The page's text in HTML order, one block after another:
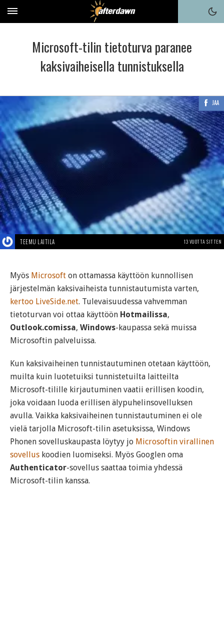
Microsoft-tilin tietoturva paranee
kaksivaiheisella tunnistuksella
JAA
TEEMU LAITILA 13 VUOTTA SITTEN
Myös Microsoft on ottamassa käyttöön kunnollisen
järjestelmän kaksivaiheista tunnistautumista varten,
kertoo LiveSide.net. Tulevaisuudessa vahvemman
tietoturvan voi ottaa käyttöön Hotmailissa,
Outlook.comissa, Windows-kaupassa sekä muissa
Microsoftin palveluissa.
Kun kaksivaiheinen tunnistautuminen otetaan käyttöön,
muilta kuin luotetuiksi tunnistetuilta laitteilta
Microsoft-tilille kirjautuminen vaatii erillisen koodin,
joka voidaan luoda erillisen älypuhelinsovelluksen
avulla. Vaikka kaksivaiheinen tunnistautuminen ei ole
vielä tarjolla Microsoft-tilin asetuksissa, Windows
Phonen sovelluskaupasta löytyy jo Microsoftin virallinen
sovellus koodien luomiseksi. Myös Googlen oma
Authenticator-sovellus saattaa toimia yhdessä
Microsoft-tilin kanssa.